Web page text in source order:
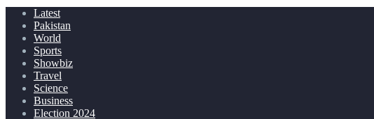
Latest
Pakistan
World
Sports
Showbiz
Travel
Science
Business
Election 2024